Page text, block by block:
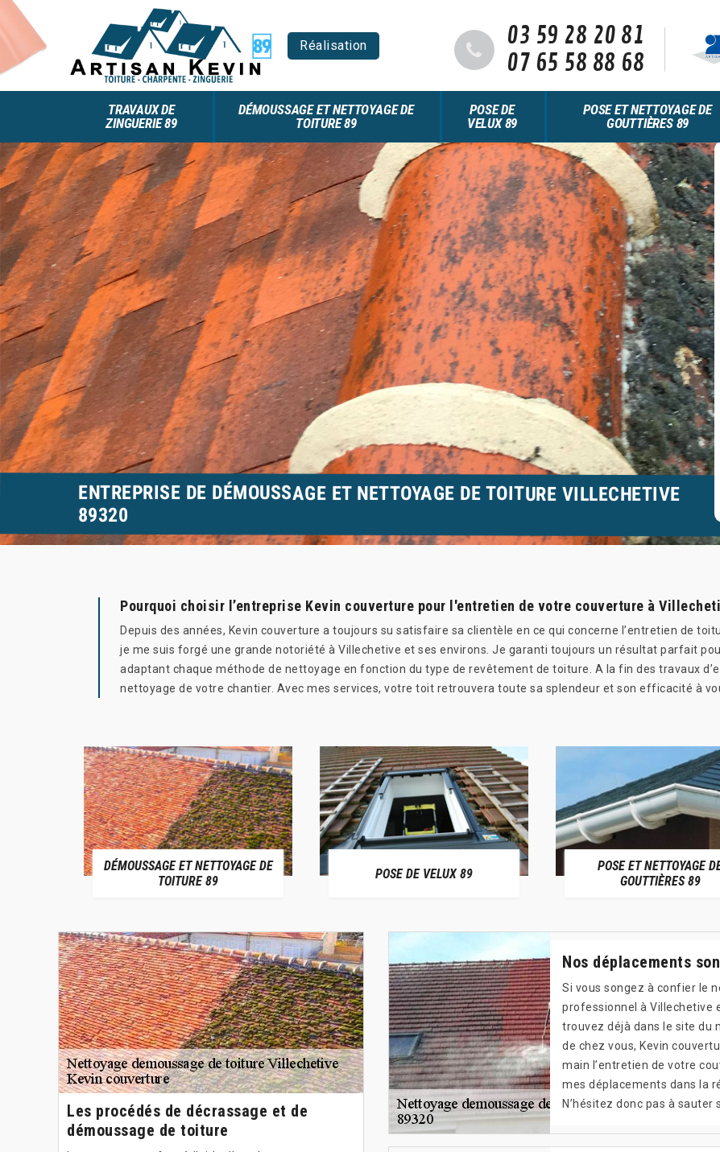
Réalisation
03 59 28 20 81
07 65 58 88 68
TRAVAUX DE
ZINGUERIE 89
DÉMOUSSAGE ET NETTOYAGE DE
TOITURE 89
POSE DE
VELUX 89
POSE ET NETTOYAGE DE
GOUTTIÈRES 89
ENTREPRISE DE DÉMOUSSAGE ET NETTOYAGE DE TOITURE VILLECHETIVE
89320
Pourquoi choisir l’entreprise Kevin couverture pour l'entretien de votre couverture à
Depuis des années, Kevin couverture a toujours su satisfaire sa clientèle en ce qui concerne l’entretien de
je me suis forgé une grande notoriété à Villechetive et ses environs. Je garanti toujours un résultat parfait
adaptant chaque méthode de nettoyage en fonction du type de revêtement de toiture. A la fin des travaux
nettoyage de votre chantier. Avec mes services, votre toit retrouvera toute sa splendeur et son efficacité à
DÉMOUSSAGE ET NETTOYAGE DE
TOITURE 89
POSE DE VELUX 89
POSE ET NETTOYAGE
GOUTTIÈRES 89
Les procédés de décrassage et de
démoussage de toiture
Nos déplacements
Si vous songez à confier le
professionnel à Villechetive
trouvez déjà dans le site du
de chez vous, Kevin
main l’entretien de votre
mes déplacements dans la
N’hésitez donc pas à sauter